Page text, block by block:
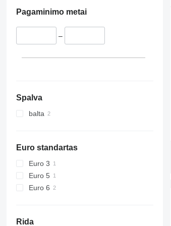
Pagaminimo metai
–
Spalva
balta
Euro standartas
Euro 3
Euro 5
Euro 6
Rida